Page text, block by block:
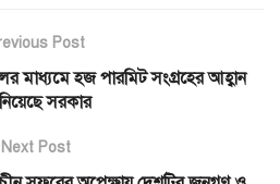
Post
মাধ্যমে হজ পারমিট সংগ্রহের আহ্বান
সরকার
Next Post